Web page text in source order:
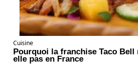
Cuisine
Pourquoi la franchise Taco Bell
elle pas en France